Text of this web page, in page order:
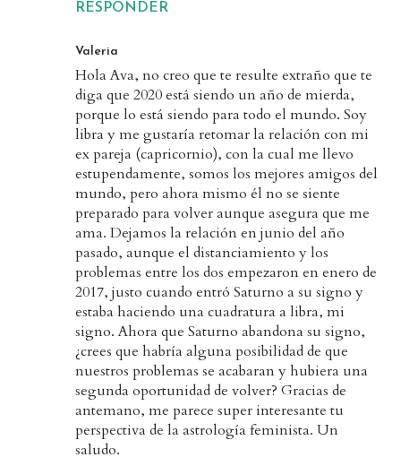
RESPONDER
Valeria
Hola Ava, no creo que te resulte extraño que te
diga que 2020 está siendo un año de mierda,
porque lo está siendo para todo el mundo. Soy
libra y me gustaría retomar la relación con mi
ex pareja (capricornio), con la cual me llevo
estupendamente, somos los mejores amigos del
mundo, pero ahora mismo él no se siente
preparado para volver aunque asegura que me
ama. Dejamos la relación en junio del año
pasado, aunque el distanciamiento y los
problemas entre los dos empezaron en enero de
2017, justo cuando entró Saturno a su signo y
estaba haciendo una cuadratura a libra, mi
signo. Ahora que Saturno abandona su signo,
¿crees que habría alguna posibilidad de que
nuestros problemas se acabaran y hubiera una
segunda oportunidad de volver? Gracias de
antemano, me parece super interesante tu
perspectiva de la astrología feminista. Un
saludo.